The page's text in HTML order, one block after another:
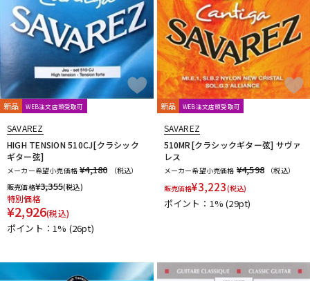
キーボード 電子ピアノ
管楽器 その他楽器
アンプ エフェクター
DJ機器 DTM
新品 WEB注文店頭受取可
SAVAREZ
HIGH TENSION 510CJ[クラシック
ギター弦]
メーカー希望小売価格 ¥4,180
（税込）
販売価格¥3,355(税込)
特別価格
¥2,926(税込)
ポイント：1% (26pt)
新品 WEB注文店頭受取可
SAVAREZ
510MR[クラシックギター弦] サヴァ
レス
メーカー希望小売価格 ¥4,598
（税込）
販売価格¥3,223(税込)
ポイント：1%(29pt)